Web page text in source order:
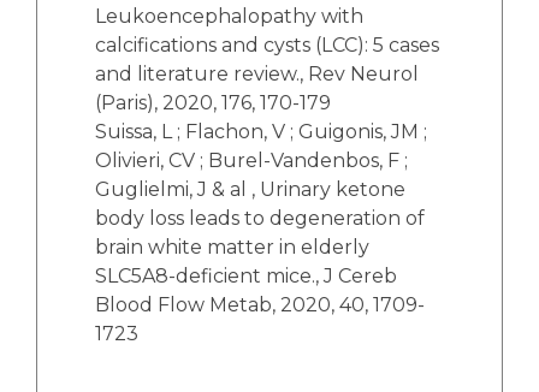
Leukoencephalopathy with
calcifications and cysts (LCC): 5 cases
and literature review., Rev Neurol
(Paris), 2020, 176, 170-179
Suissa, L ; Flachon, V ; Guigonis, JM ;
Olivieri, CV ; Burel-Vandenbos, F ;
Guglielmi, J & al , Urinary ketone
body loss leads to degeneration of
brain white matter in elderly
SLC5A8-deficient mice., J Cereb
Blood Flow Metab, 2020, 40, 1709-
1723